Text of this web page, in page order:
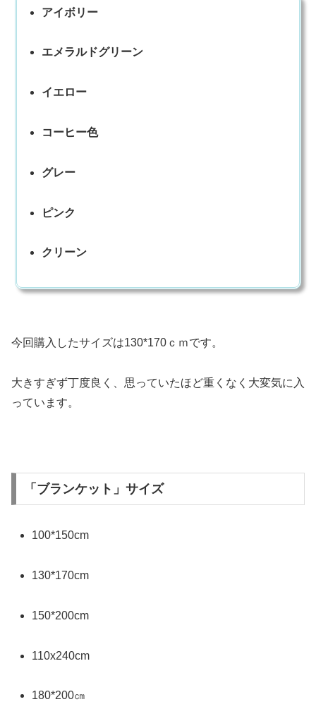
アイボリー
エメラルドグリーン
イエロー
コーヒー色
グレー
ピンク
クリーン
今回購入したサイズは130*170ｃｍです。
大きすぎず丁度良く、思っていたほど重くなく大変気に入
っています。
「ブランケット」サイズ
100*150cm
130*170cm
150*200cm
110x240cm
180*200㎝